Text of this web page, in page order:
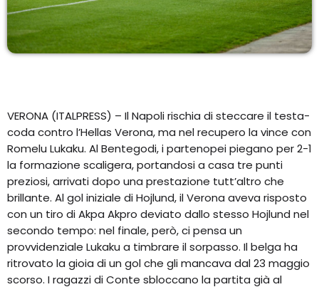
VERONA (ITALPRESS) – Il Napoli rischia di steccare il testa-
coda contro l’Hellas Verona, ma nel recupero la vince con
Romelu Lukaku. Al Bentegodi, i partenopei piegano per 2-1
la formazione scaligera, portandosi a casa tre punti
preziosi, arrivati dopo una prestazione tutt’altro che
brillante. Al gol iniziale di Hojlund, il Verona aveva risposto
con un tiro di Akpa Akpro deviato dallo stesso Hojlund nel
secondo tempo: nel finale, però, ci pensa un
provvidenziale Lukaku a timbrare il sorpasso. Il belga ha
ritrovato la gioia di un gol che gli mancava dal 23 maggio
scorso. I ragazzi di Conte sbloccano la partita già al